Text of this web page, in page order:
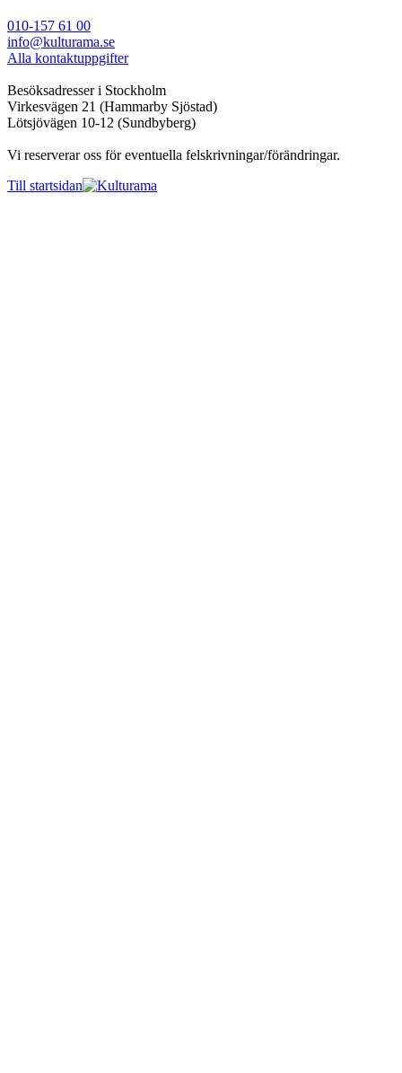
010-157 61 00
info@kulturama.se
Alla kontaktuppgifter
Besöksadresser i Stockholm
Virkesvägen 21 (Hammarby Sjöstad)
Lötsjövägen 10-12 (Sundbyberg)
Vi reserverar oss för eventuella felskrivningar/förändringar.
Till startsidan